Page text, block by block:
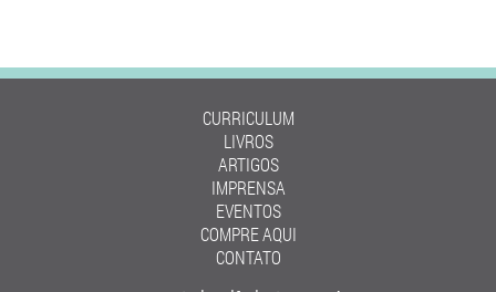
CURRICULUM
LIVROS
ARTIGOS
IMPRENSA
EVENTOS
COMPRE AQUI
CONTATO